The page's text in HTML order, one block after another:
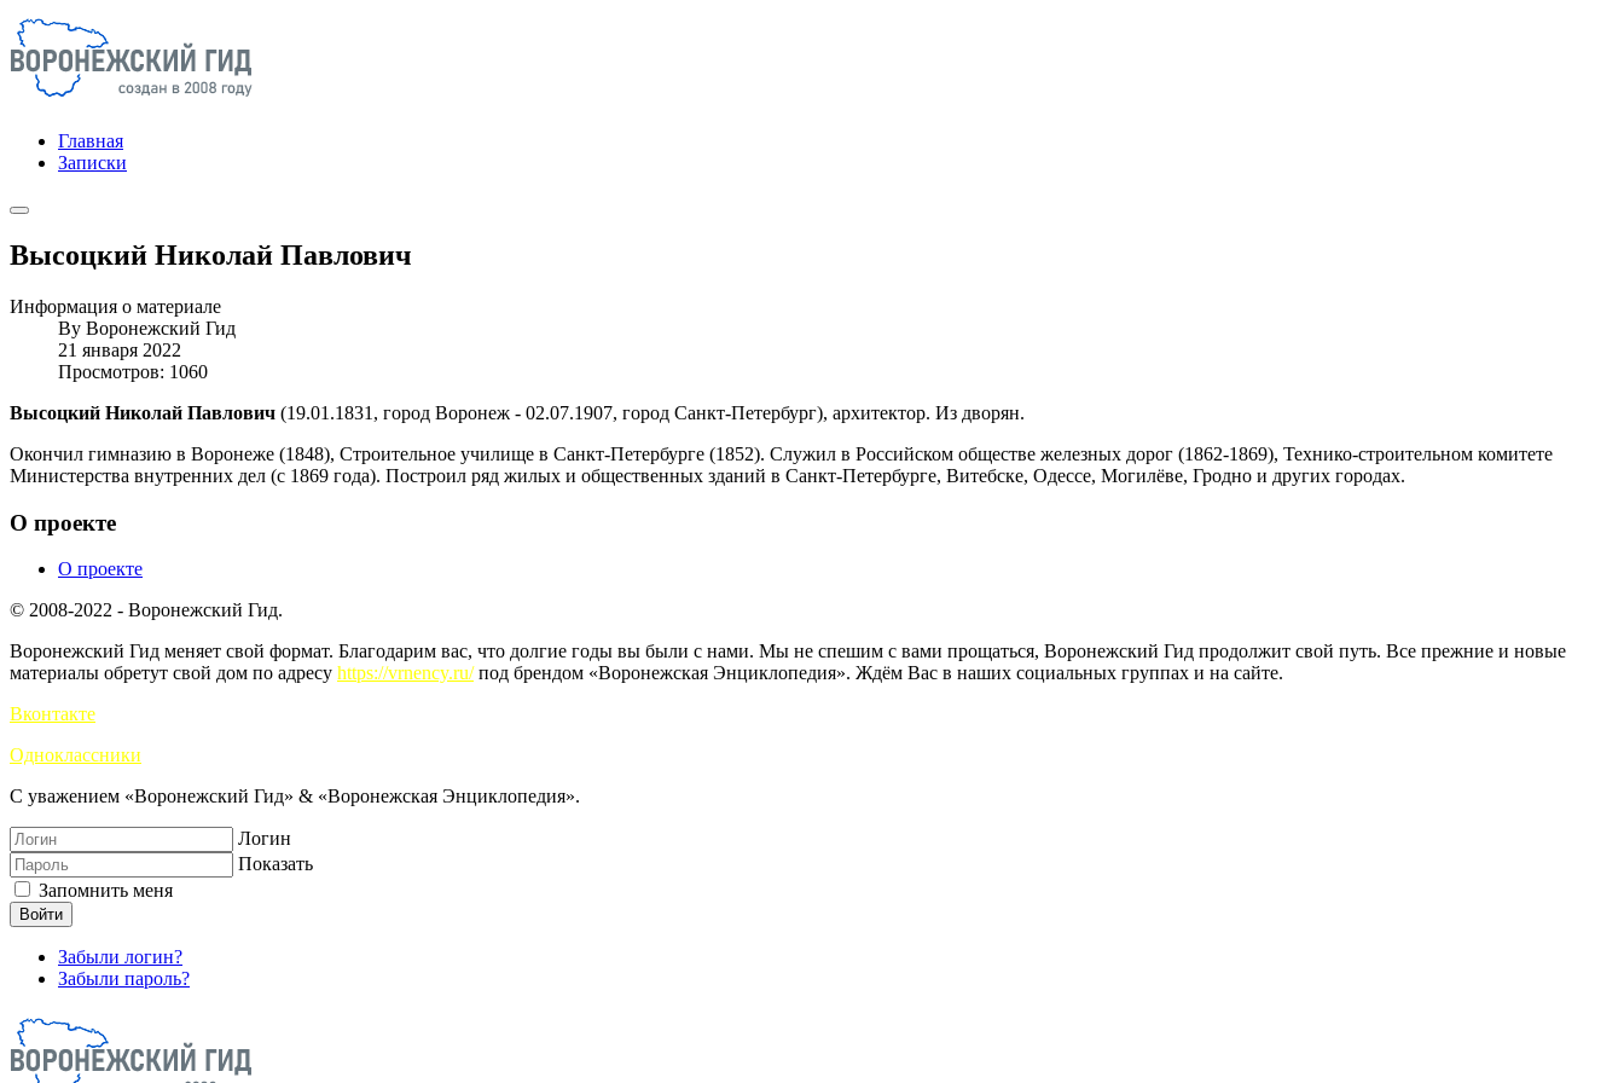
Главная
Записки
Высоцкий Николай Павлович
Информация о материале
By Воронежский Гид
21 января 2022
Просмотров: 1060
Высоцкий Николай Павлович (19.01.1831, город Воронеж - 02.07.1907, город Санкт-Петербург), архитектор. Из дворян.
Окончил гимназию в Воронеже (1848), Строительное училище в Санкт-Петербурге (1852). Служил в Российском обществе железных дорог (1862-1869), Технико-строительном комитете
Министерства внутренних дел (с 1869 года). Построил ряд жилых и общественных зданий в Санкт-Петербурге, Витебске, Одессе, Могилёве, Гродно и других городах.
О проекте
О проекте
© 2008-2022 - Воронежский Гид.
Воронежский Гид меняет свой формат. Благодарим вас, что долгие годы вы были с нами. Мы не спешим с вами прощаться, Воронежский Гид продолжит свой путь. Все прежние и новые
материалы обретут свой дом по адресу https://vrnency.ru/под брендом «Воронежская Энциклопедия». Ждём Вас в наших социальных группах и на сайте.
Вконтакте
Одноклассники
С уважением «Воронежский Гид» & «Воронежская Энциклопедия».
Логин
Показать
Запомнить меня
Войти
Забыли логин?
Забыли пароль?